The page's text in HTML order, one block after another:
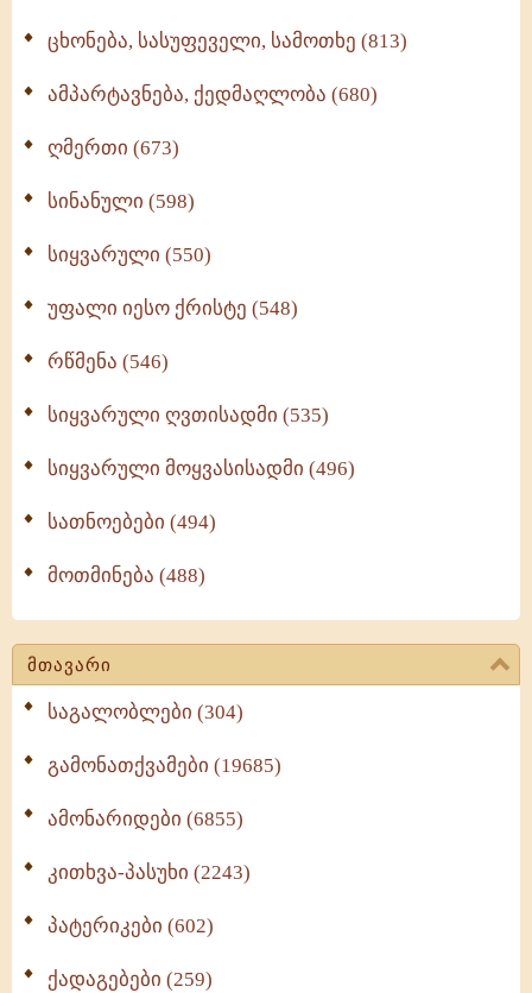
ცხონება, სასუფეველი, სამოთხე (813)
ამპარტავნება, ქედმაღლობა (680)
ღმერთი (673)
სინანული (598)
სიყვარული (550)
უფალი იესო ქრისტე (548)
რწმენა (546)
სიყვარული ღვთისადმი (535)
სიყვარული მოყვასისადმი (496)
სათნოებები (494)
მოთმინება (488)
მთავარი
საგალობლები (304)
გამონათქვამები (19685)
ამონარიდები (6855)
კითხვა-პასუხი (2243)
პატერიკები (602)
ქადაგებები (259)